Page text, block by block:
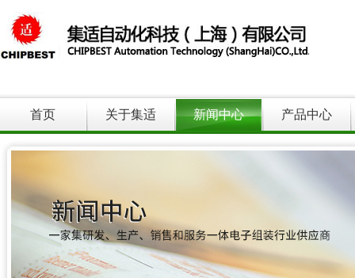
首页 关于集适 新闻中心 产品中心